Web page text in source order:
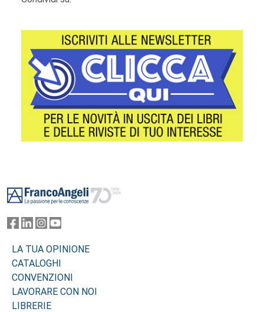
LA TUA OPINIONE
CATALOGHI
CONVENZIONI
LAVORARE CON NOI
LIBRERIE